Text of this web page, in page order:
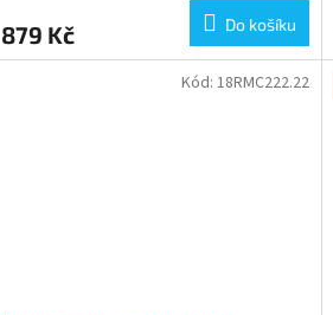
879 Kč Do košíku
Kód: 18RMC222.22